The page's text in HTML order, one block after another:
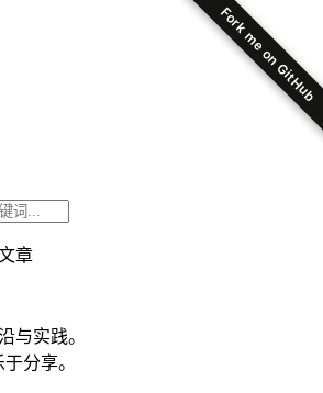
Fork me on GitHub
章
与实践。
分享。